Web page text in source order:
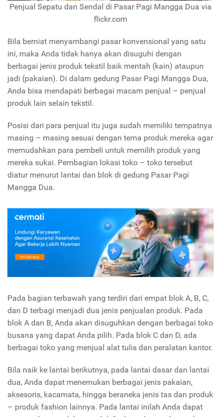
Penjual Sepatu dan Sendal di Pasar Pagi Mangga Dua via
flickr.com
Bila berniat menyambangi pasar konvensional yang satu
ini, maka Anda tidak hanya akan disuguhi dengan
berbagai jenis produk tekstil baik mentah (kain) ataupun
jadi (pakaian). Di dalam gedung Pasar Pagi Mangga Dua,
Anda bisa mendapati berbagai macam penjual – penjual
produk lain selain tekstil.
Posisi dari para penjual itu juga sudah memiliki tempatnya
masing – masing sesuai dengan tema produk mereka agar
memudahkan para pembeli untuk memilih produk yang
mereka sukai. Pembagian lokasi toko – toko tersebut
diatur menurut lantai dan blok di gedung Pasar Pagi
Mangga Dua.
Pada bagian terbawah yang terdiri dari empat blok A, B, C,
dan D terbagi menjadi dua jenis penjualan produk. Pada
blok A dan B, Anda akan disuguhkan dengan berbagai toko
busana yang dapat Anda pilih. Pada blok C dan D, ada
berbagai toko yang menjual alat tulis dan peralatan kantor.
Bila naik ke lantai berikutnya, pada lantai dasar dan lantai
dua, Anda dapat menemukan berbagai jenis pakaian,
aksesoris, kacamata, hingga beraneka jenis tas dan produk
– produk fashion lainnya. Pada lantai inilah Anda dapat